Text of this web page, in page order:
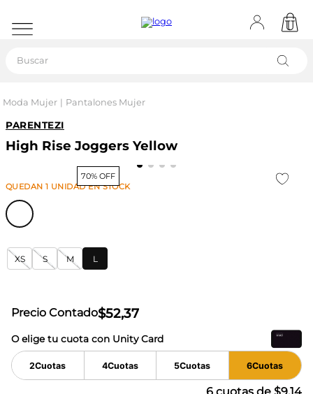
Moda Mujer Pantalones Mujer
PARENTEZI
High Rise Joggers Yellow
70% OFF
QUEDAN1 UNIDADEN STOCK
XS S M L
Precio Contado$52,37
O elige tu cuota con Unity Card
2Cuotas 4Cuotas 5Cuotas 6Cuotas